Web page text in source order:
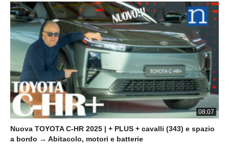
08:07
Nuova TOYOTA C-HR 2025 | + PLUS + cavalli (343) e spazio
a bordo → Abitacolo, motori e batterie